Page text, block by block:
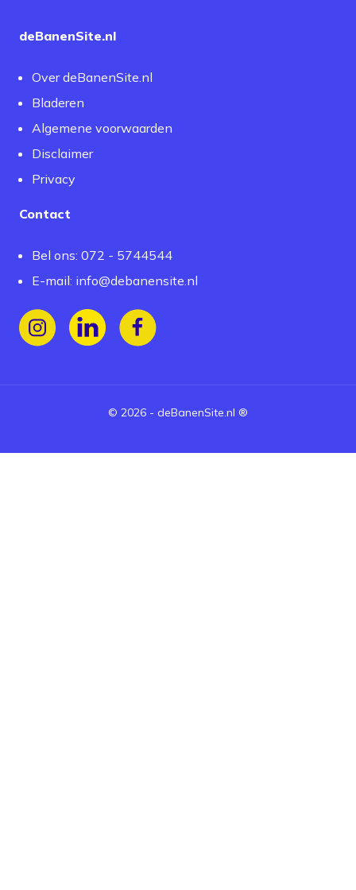
deBanenSite.nl
Over deBanenSite.nl
Bladeren
Algemene voorwaarden
Disclaimer
Privacy
Contact
Bel ons: 072 - 5744544
E-mail: info@debanensite.nl
© 2026 - deBanenSite.nl ®